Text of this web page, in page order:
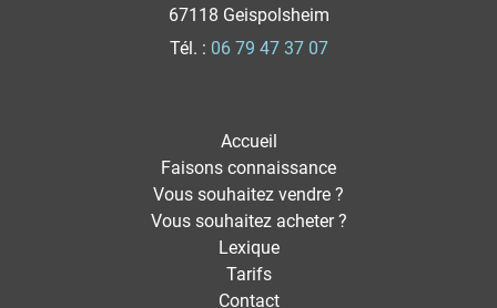
67118 Geispolsheim
Tél. : 06 79 47 37 07
Accueil
Faisons connaissance
Vous souhaitez vendre ?
Vous souhaitez acheter ?
Lexique
Tarifs
Contact